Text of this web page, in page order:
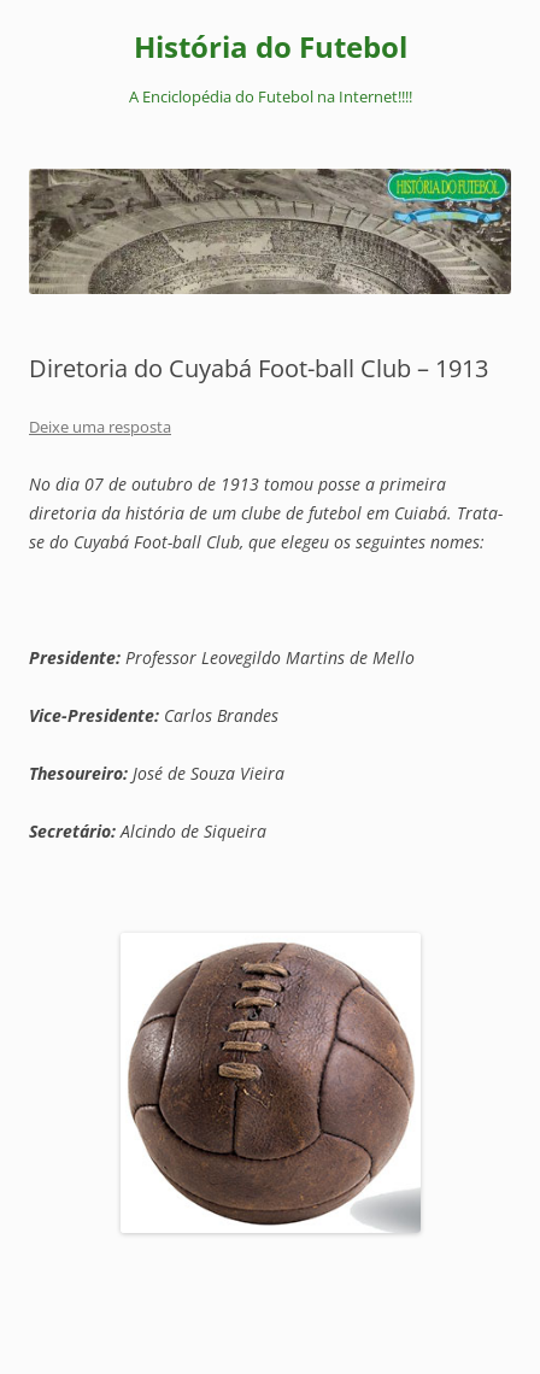
História do Futebol
A Enciclopédia do Futebol na Internet!!!!
Diretoria do Cuyabá Foot-ball Club – 1913
Deixe uma resposta
No dia 07 de outubro de 1913 tomou posse a primeira
diretoria da história de um clube de futebol em Cuiabá. Trata-
se do Cuyabá Foot-ball Club, que elegeu os seguintes nomes:
Presidente: Professor Leovegildo Martins de Mello
Vice-Presidente: Carlos Brandes
Thesoureiro: José de Souza Vieira
Secretário:Alcindo de Siqueira